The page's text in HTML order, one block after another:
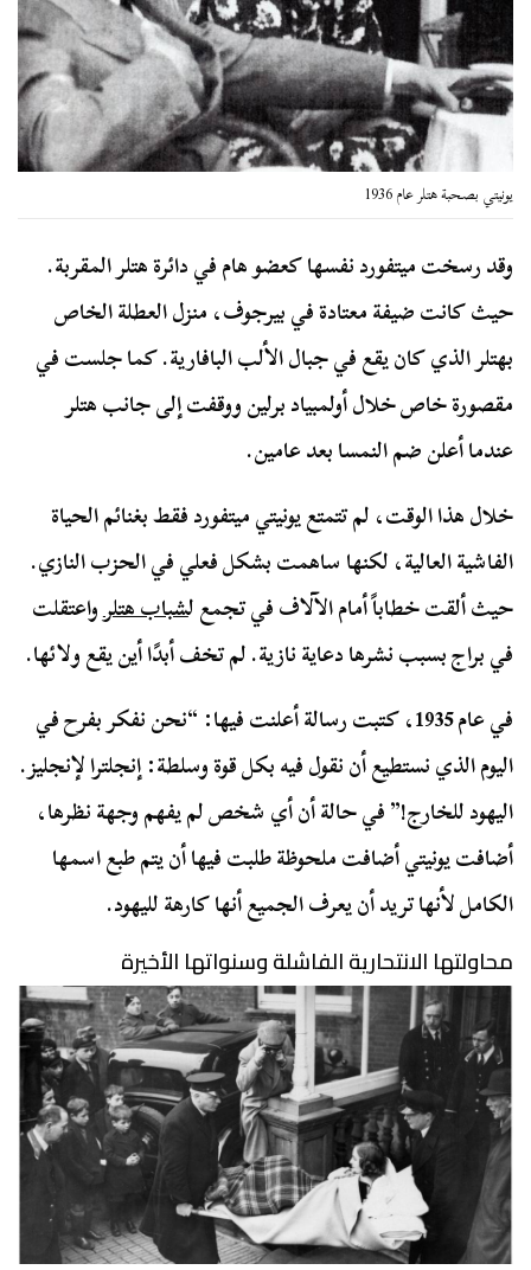
يونيتي بصحبة هتلر عام 1936
وقد رسخت ميتفورد نفسها كعضو هام في دائرة هتلر المقربة.
حيث كانت ضيفة معتادة في بيرجوف، منزل العطلة الخاص
بهتلر الذي كان يقع في جبال الألب البافارية. كما جلست في
مقصورة خاص خلال أولمبياد برلين ووقفت إلى جانب هتلر
عندما أعلن ضم النمسا بعد عامين.
خلال هذا الوقت، لم تتمتع يونيتي ميتفورد فقط بغنائم الحياة
الفاشية العالية، لكنها ساهمت بشكل فعلي في الحزب النازي.
حيث ألقت خطاباً أمام الآلاف في تجمع لشباب هتلرواعتقلت
في براج بسبب نشرها دعاية نازية. لم تخف أبدًا أين يقع ولائها.
في عام 1935، كتبت رسالة أعلنت فيها: “نحن نفكر بفرح في
اليوم الذي نستطيع أن نقول فيه بكل قوة وسلطة: إنجلترا لإنجليز.
اليهود للخارج!” في حالة أن أي شخص لم يفهم وجهة نظرها،
أضافت يونيتي أضافت ملحوظة طلبت فيها أن يتم طبع اسمها
الكامل لأنها تريد أن يعرف الجميع أنها كارهة لليهود.
محاولتها الانتحارية الفاشلة وسنواتها الأخيرة